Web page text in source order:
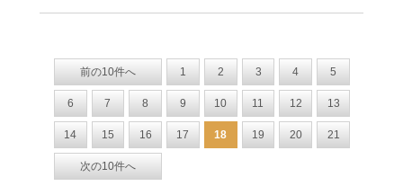
前の10件へ 1 2 3 4 5
6 7 8 9 10 11 12 13
14 15 16 17 18 19 20 21
次の10件へ